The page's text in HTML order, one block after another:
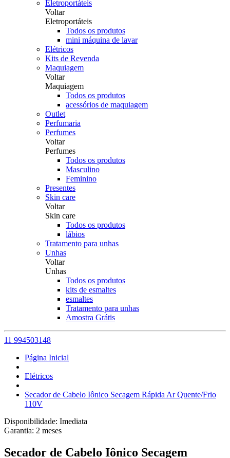
Eletroportáteis
Voltar
Eletroportáteis
Todos os produtos
mini máquina de lavar
Elétricos
Kits de Revenda
Maquiagem
Voltar
Maquiagem
Todos os produtos
acessórios de maquiagem
Outlet
Perfumaria
Perfumes
Voltar
Perfumes
Todos os produtos
Masculino
Feminino
Presentes
Skin care
Voltar
Skin care
Todos os produtos
lábios
Tratamento para unhas
Unhas
Voltar
Unhas
Todos os produtos
kits de esmaltes
esmaltes
Tratamento para unhas
Amostra Grátis
11 994503148
Página Inicial
Elétricos
Secador de Cabelo Iônico Secagem Rápida Ar Quente/Frio
110V
Disponibilidade: Imediata
Garantia: 2 meses
Secador de Cabelo Iônico Secagem